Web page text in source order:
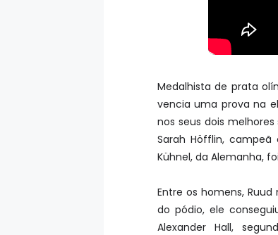
Medalhista de prata
vencia uma prova na
nos seus dois
Sarah Höfflin,
Kühnel, da Alemanha,
Entre os homens,
do pódio, ele
Alexander Hall,